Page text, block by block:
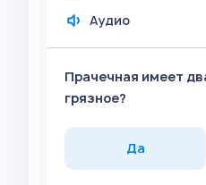
Аудио
Прачечная имеет
грязное?
Да